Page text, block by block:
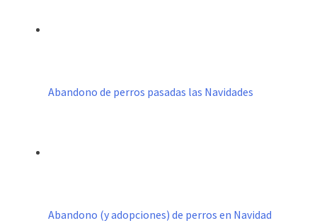
Abandono de perros pasadas las Navidades
Abandono (y adopciones) de perros en Navidad